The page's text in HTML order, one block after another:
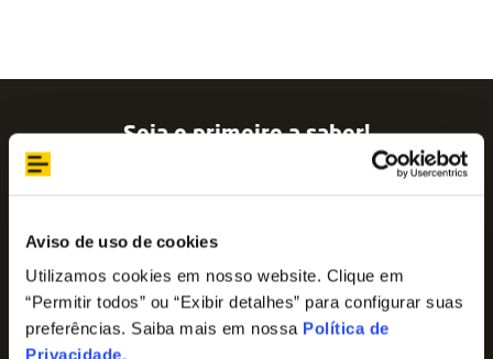
Aviso de uso de cookies
Utilizamos cookies em nosso website. Clique em
“Permitir todos” ou “Exibir detalhes” para configurar suas
preferências. Saiba mais em nossa Política de
Privacidade.
Seja o primeiro a saber!
Assine nossa newsletter para ficar por dentro
das últimas tendências e aproveite promoções
Nome
E-mail